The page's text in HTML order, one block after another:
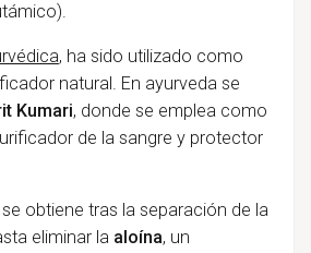
, ha sido utilizado como
natural. En ayurveda se
Kumari, donde se emplea como
de la sangre y protector
obtiene tras la separación de la
eliminar la aloína, un